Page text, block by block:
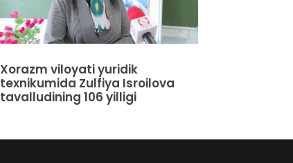
Xorazm viloyati yuridik
texnikumida Zulfiya Isroilova
tavalludining 106 yilligi